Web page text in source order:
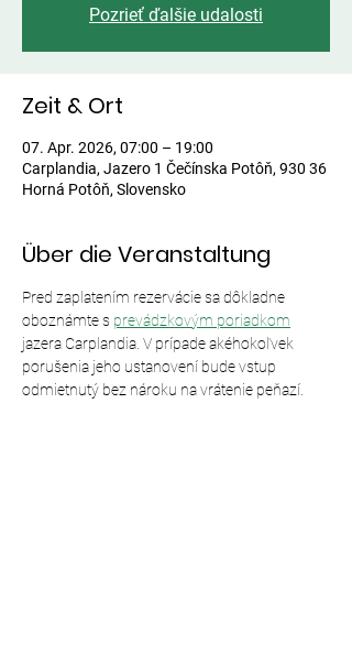
Pozrieť ďalšie udalosti
Zeit & Ort
07. Apr. 2026, 07:00 – 19:00
Carplandia, Jazero 1 Čečínska Potôň, 930 36
Horná Potôň, Slovensko
Über die Veranstaltung
Pred zaplatením rezervácie sa dôkladne
oboznámte s prevádzkovým poriadkom
jazera Carplandia. V prípade akéhokoľvek
porušenia jeho ustanovení bude vstup
odmietnutý bez nároku na vrátenie peňazí.